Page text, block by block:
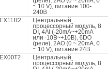
~ 10 V), питание 100-
240В
Центральный
процессорный модуль, 8
DI, 4AI (-20mA~+20mA
или -10В~+10B), 6DO
(реле), 2АО (0 ~ 20mA, 0
~ 10 V), питание 24В
Центральный
процессорный модуль, 8